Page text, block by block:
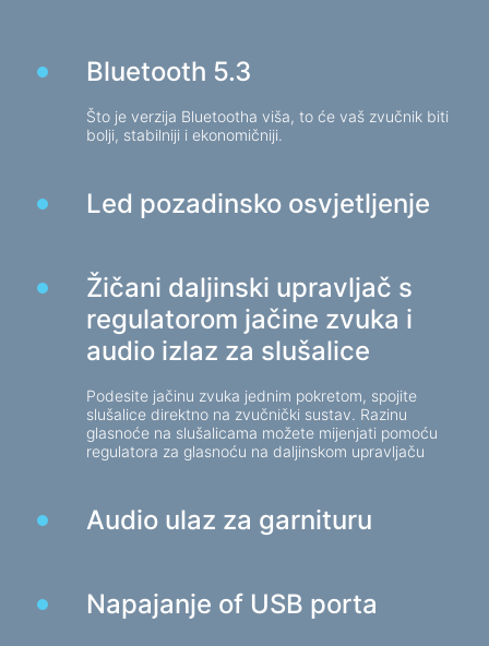
Komponente računala
Kućišta za računala
Zaštita elektronapajanja
Zaštita od napona
Razvodnici
Stabilizatori napona
Razdjelnik utikača
Automatski regulatori napona
Punjači, adapteri
Punjači za auto
Kablovi i adapteri
Bluetooth 5.3
Što je verzija Bluetootha viša, to će vaš zvučnik biti
bolji, stabilniji i ekonomičniji.
Led pozadinsko osvjetljenje
Žičani daljinski upravljač s
regulatorom jačine zvuka i
audio izlaz za slušalice
Podesite jačinu zvuka jednim pokretom, spojite
slušalice direktno na zvučnički sustav. Razinu
glasnoće na slušalicama možete mijenjati pomoću
regulatora za glasnoću na daljinskom upravljaču
Audio ulaz za garnituru
Napajanje of USB porta